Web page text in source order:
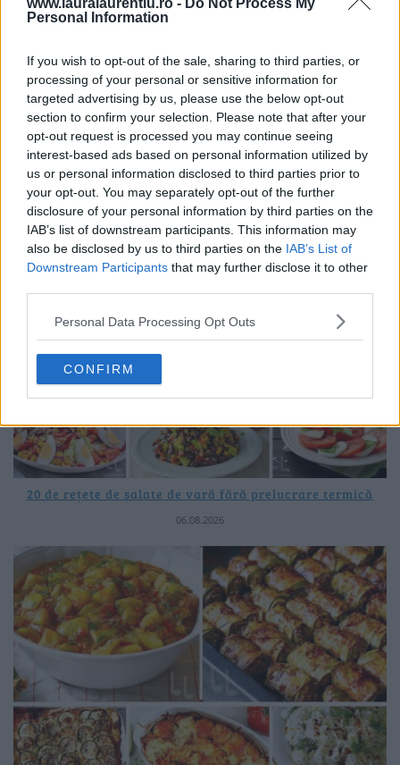
www.lauralaurentiu.ro - Do Not Process My
Personal Information
If you wish to opt-out of the sale, sharing to third parties, or
processing of your personal or sensitive information for
targeted advertising by us, please use the below opt-out
section to confirm your selection. Please note that after your
opt-out request is processed you may continue seeing
interest-based ads based on personal information utilized by
us or personal information disclosed to third parties prior to
your opt-out. You may separately opt-out of the further
disclosure of your personal information by third parties on the
IAB’s list of downstream participants. This information may
also be disclosed by us to third parties on the IAB’s List of
Downstream Participants that may further disclose it to other
Personal Data Processing Opt Outs
CONFIRM
Pui cu sos de ardei copți – rețetă video și pas cu pas
25.07.2026
ULTIMELE ȘTIRI
20 de rețete de salate de vară fără prelucrare termică
06.08.2026